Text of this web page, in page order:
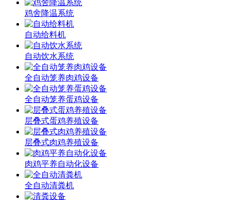
鸡舍降温系统
自动给料机
自动饮水系统
全自动笼养肉鸡设备
全自动笼养蛋鸡设备
层叠式蛋鸡养殖设备
层叠式肉鸡养殖设备
肉鸡平养自动化设备
全自动清粪机